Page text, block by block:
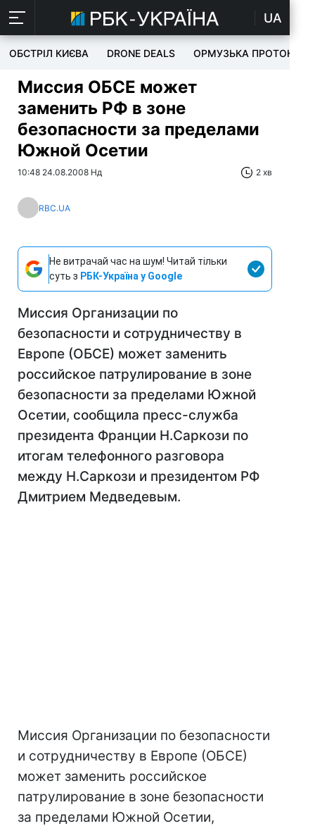
UA
ОБСТРІЛ КИЄВА DRONE DEALS ОРМУЗЬКА ПРОТОКА
Миссия ОБСЕ может
заменить РФ в зоне
безопасности за пределами
Южной Осетии
10:48 24.08.2008 Нд 2 хв
RBC.UA
Не витрачай час на шум! Читай тільки
суть з РБК-Україна у Google
Миссия Организации по
безопасности и сотрудничеству в
Европе (ОБСЕ) может заменить
российское патрулирование в зоне
безопасности за пределами Южной
Осетии, сообщила пресс-служба
президента Франции Н.Саркози по
итогам телефонного разговора
между Н.Саркози и президентом РФ
Дмитрием Медведевым.
Миссия Организации по безопасности
и сотрудничеству в Европе (ОБСЕ)
может заменить российское
патрулирование в зоне безопасности
за пределами Южной Осетии,